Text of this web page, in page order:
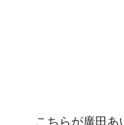
こちらが廣田あ